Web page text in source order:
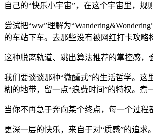
自己的“快乐小宇宙”，在这个宇宙里，规
尝试把“ww”理解为
的车站下车。去那些没有被网红打卡攻略
这种脱离轨道、跳出算法推荐的掌控感，
我们要谈谈那种“微醺式”的生活哲学。
糊的地带，留一点“浪费时间”的特权。
当你不再急于奔向某个终点，每一个过程
更深一层的快乐，来自于对“质感”的追